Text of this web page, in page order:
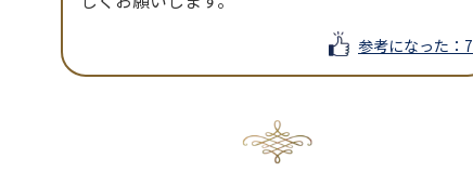
参考になった ：7